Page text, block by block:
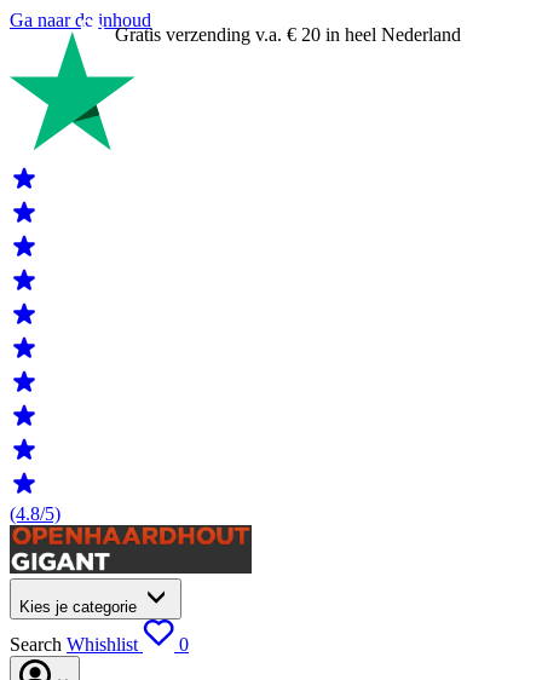
Ga naar de inhoud
Betaal in 3 termijnen
(4.8/5)
Kies je categorie
Search Whishlist 0